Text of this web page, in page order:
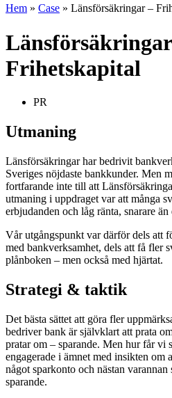
Hem » Case » Länsförsäkringar –
Frihetskapital
PR
Utmaning
Länsförsäkringar har bedrivit
Sveriges nöjdaste bankkunder. Men
fortfarande inte till att
utmaning i uppdraget var att många
erbjudanden och låg ränta, snarare
Vår utgångspunkt var därför dels att
med bankverksamhet, dels att få fler
plånboken – men också med hjärtat.
Strategi & taktik
Det bästa sättet att göra fler
bedriver bank är självklart att prata
pratar om – sparande. Men hur får vi
engagerade i ämnet med insikten om
något sparkonto och nästan
sparande.